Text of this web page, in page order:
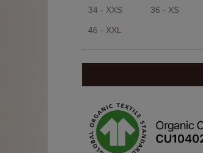
34 - XXS 36 - XS
46 - XXL